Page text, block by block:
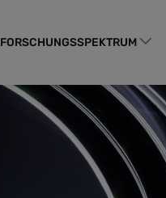
FORSCHUNGSSPEKTRUM